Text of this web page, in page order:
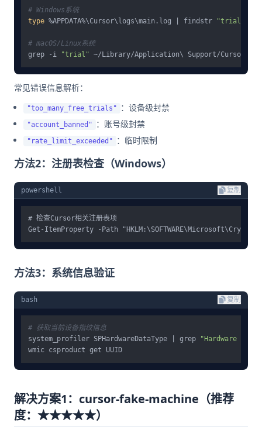
# Windows系统
type %APPDATA%\Cursor\logs\main.log | findstr "trial"
# macOS/Linux系统
grep -i
"trial"
常见错误信息解析：
"too_many_free_trials" ：设备级封禁
"account_banned" ：账号级封禁
"rate_limit_exceeded" ：临时限制
方法2：注册表检查（Windows）
powershell 复制
# 检查Cursor相关注册表项
方法3：系统信息验证
bash 复制
# 获取当前设备指纹信息
system_profiler SPHardwareDataType | grep
"Hardware UUID"
wmic csproduct get
解决方案1：cursor-fake-machine（推荐
度：★★★★★）